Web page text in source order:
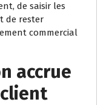
de saisir les
de rester
commercial
accrue